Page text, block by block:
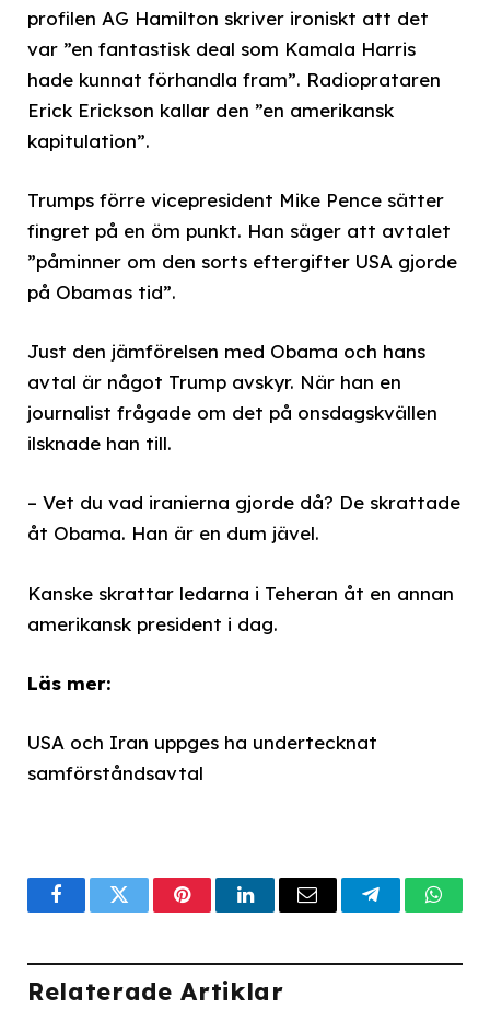
profilen AG Hamilton skriver ironiskt att det
var ”en fantastisk deal som Kamala Harris
hade kunnat förhandla fram”. Radioprataren
Erick Erickson kallar den ”en amerikansk
kapitulation”.
Trumps förre vicepresident Mike Pence sätter
fingret på en öm punkt. Han säger att avtalet
”påminner om den sorts eftergifter USA gjorde
på Obamas tid”.
Just den jämförelsen med Obama och hans
avtal är något Trump avskyr. När han en
journalist frågade om det på onsdagskvällen
ilsknade han till.
– Vet du vad iranierna gjorde då? De skrattade
åt Obama. Han är en dum jävel.
Kanske skrattar ledarna i Teheran åt en annan
amerikansk president i dag.
Läs mer:
USA och Iran uppges ha undertecknat
samförståndsavtal
FacebookTwitterPinterestLinkedInEmail Telegram
Relaterade Artiklar